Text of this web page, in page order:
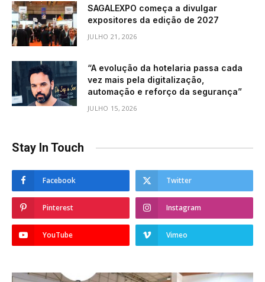
SAGALEXPO começa a divulgar
expositores da edição de 2027
JULHO 21, 2026
“A evolução da hotelaria passa cada
vez mais pela digitalização,
automação e reforço da segurança”
JULHO 15, 2026
Stay In Touch
Facebook Twitter
Pinterest Instagram
YouTube Vimeo